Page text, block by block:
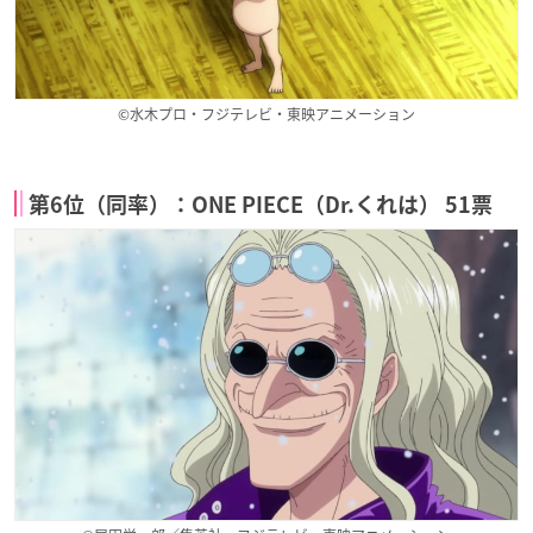
©水木プロ・フジテレビ・東映アニメーション
第6位（同率）：ONE PIECE（Dr.くれは） 51票